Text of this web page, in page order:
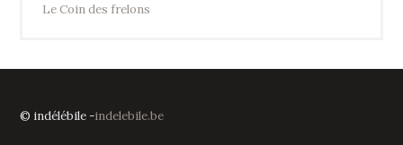
Le Coin des frelons
© indélébile -indelebile.be